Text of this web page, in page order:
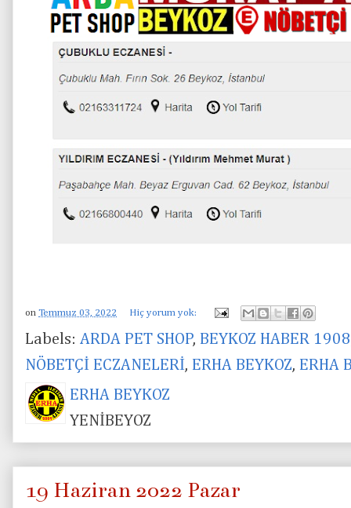
on Temmuz 03, 2022 Hiç yorum yok:
Labels: ARDA PET SHOP, BEYKOZ HABER 1908
NÖBETÇİ ECZANELERİ, ERHA BEYKOZ, ERHA
ERHA BEYKOZ
YENİBEYOZ
19 Haziran 2022 Pazar